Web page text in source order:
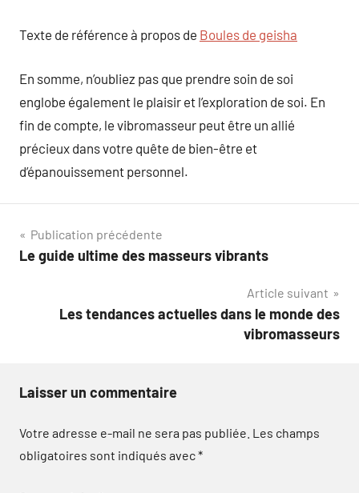
Texte de référence à propos de Boules de geisha
En somme, n’oubliez pas que prendre soin de soi
englobe également le plaisir et l’exploration de soi. En
fin de compte, le vibromasseur peut être un allié
précieux dans votre quête de bien-être et
d’épanouissement personnel.
Navigation
de
Publication précédente
Le guide ultime des masseurs vibrants
Article suivant
Les tendances actuelles dans le monde des
vibromasseurs
Laisser un commentaire
Votre adresse e-mail ne sera pas publiée. Les champs
obligatoires sont indiqués avec*